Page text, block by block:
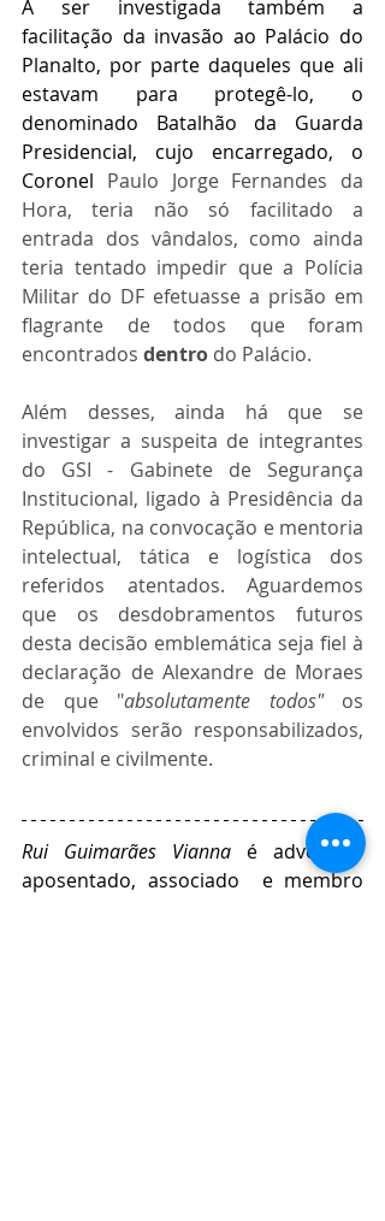
A ser investigada também a
facilitação da invasão ao Palácio do
Planalto, por parte daqueles que ali
estavam para protegê-lo, o
denominado Batalhão da Guarda
Presidencial, cujo encarregado, o
Coronel Paulo Jorge Fernandes da
Hora, teria não só facilitado a
entrada dos vândalos, como ainda
teria tentado impedir que a Polícia
Militar do DF efetuasse a prisão em
flagrante de todos que foram
encontrados dentro do Palácio.
Além desses, ainda há que se
investigar a suspeita de integrantes
do GSI - Gabinete de Segurança
Institucional, ligado à Presidência da
República, na convocação e mentoria
intelectual, tática e logística dos
referidos atentados. Aguardemos
que os desdobramentos futuros
desta decisão emblemática seja fiel à
declaração de Alexandre de Moraes
de que "absolutamente todos" os
envolvidos serão responsabilizados,
criminal e civilmente.
Rui Guimarães Vianna é advogado
aposentado, associado  e membro